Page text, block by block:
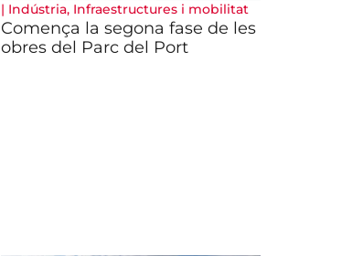
| Indústria, Infraestructures i mobilitat
Comença la segona fase de les
obres del Parc del Port